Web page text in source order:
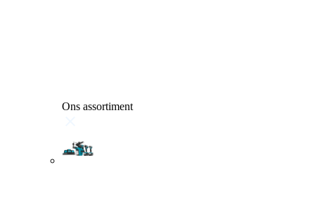
Ons assortiment